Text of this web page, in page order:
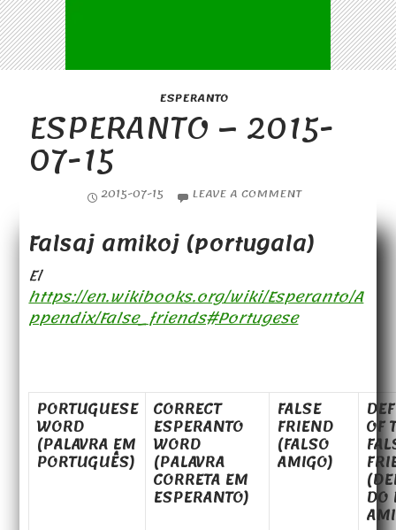
ESPERANTO
ESPERANTO – 2015-
07-15
2015-07-15 LEAVE A COMMENT
Falsaj amikoj (portugala)
El
https://en.wikibooks.org/wiki/Esperanto/A
ppendix/False_friends#Portugese
PORTUGUESE
WORD
(PALAVRA EM
PORTUGUÊS)
CORRECT
ESPERANTO
WORD
(PALAVRA
CORRETA EM
ESPERANTO)
FALSE
FRIEND
(FALSO
AMIGO)
OF
DO